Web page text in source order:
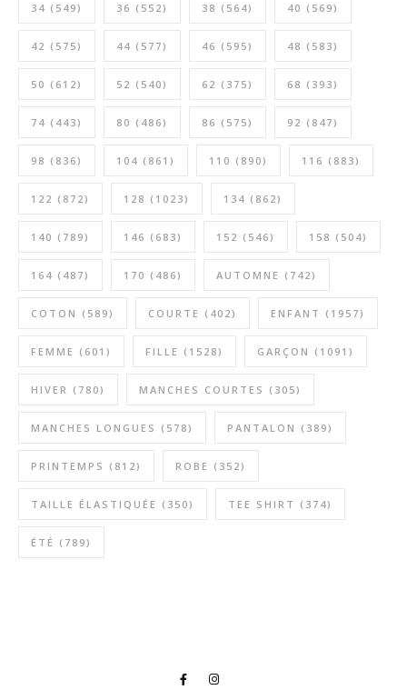
34 (549) 36 (552) 38 (564) 40 (569)
42 (575) 44 (577) 46 (595) 48 (583)
50 (612) 52 (540) 62 (375) 68 (393)
74 (443) 80 (486) 86 (575) 92 (847)
98 (836) 104 (861) 110 (890) 116 (883)
122 (872) 128 (1023) 134 (862)
140 (789) 146 (683) 152 (546) 158 (504)
164 (487) 170 (486) AUTOMNE (742)
COTON (589) COURTE (402) ENFANT (1957)
FEMME (601) FILLE (1528) GARÇON (1091)
HIVER (780) MANCHES COURTES (305)
MANCHES LONGUES (578) PANTALON (389)
PRINTEMPS (812) ROBE (352)
TAILLE ÉLASTIQUÉE (350) TEE SHIRT (374)
ÉTÉ (789)